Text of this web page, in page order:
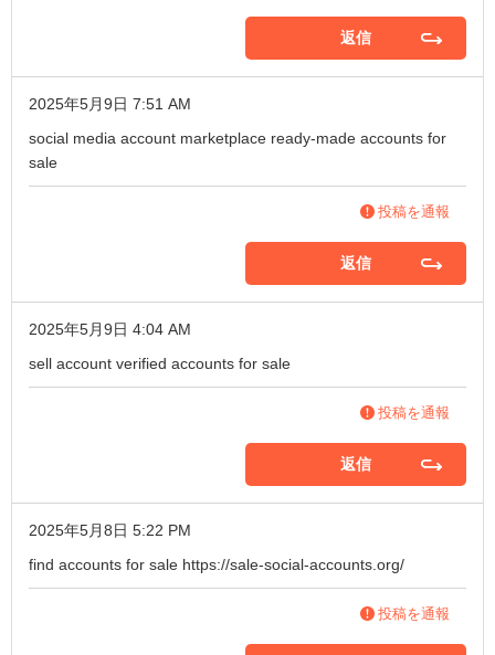
返信
2025年5月9日 7:51 AM
social media account marketplace ready-made accounts for
sale
投稿を通報
返信
2025年5月9日 4:04 AM
sell account verified accounts for sale
投稿を通報
返信
2025年5月8日 5:22 PM
find accounts for sale https://sale-social-accounts.org/
投稿を通報